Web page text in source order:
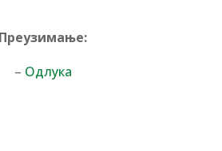
Преузимање:
– Одлука